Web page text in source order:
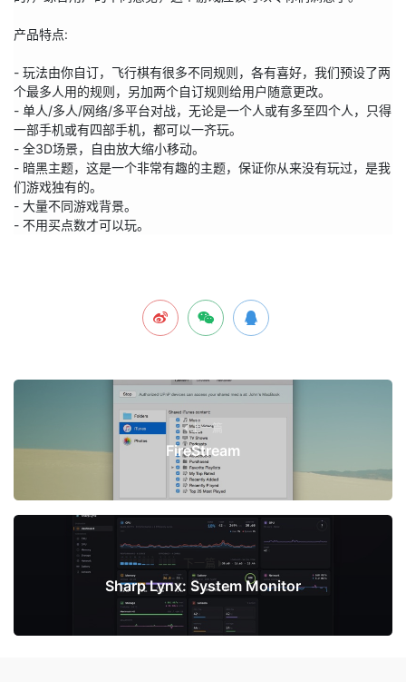
产品特点:
- 玩法由你自订，飞行棋有很多不同规则，各有喜好，我们预设了两
个最多人用的规则，另加两个自订规则给用户随意更改。
- 单人/多人/网络/多平台对战，无论是一个人或有多至四个人，只得
一部手机或有四部手机，都可以一齐玩。
- 全3D场景，自由放大缩小移动。
- 暗黑主题，这是一个非常有趣的主题，保证你从来没有玩过，是我
们游戏独有的。
- 大量不同游戏背景。
- 不用买点数才可以玩。
上一篇
FireStream
Sharp Lynx: System Monitor